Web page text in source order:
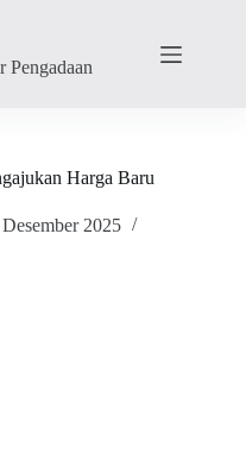
Pengadaan
Harga Baru
2025